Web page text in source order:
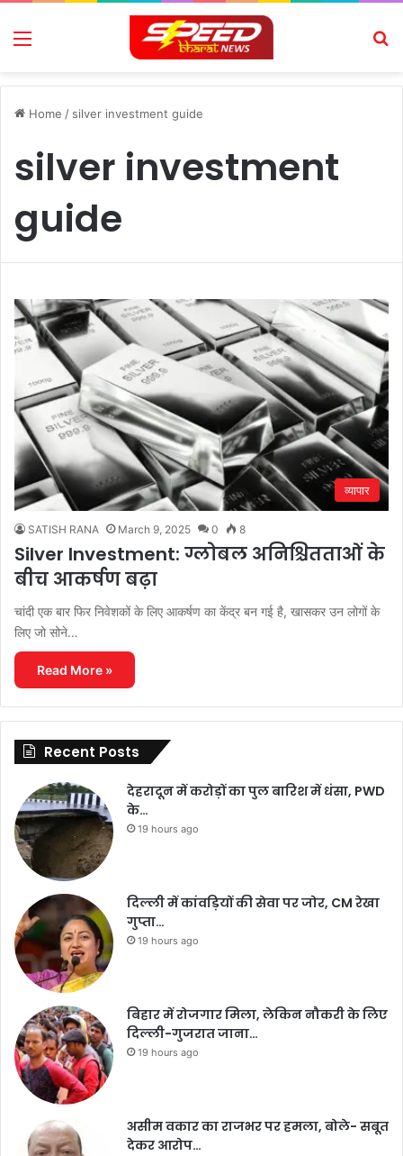
Menu
Home / silver investment guide
silver investment
guide
व्यापार
SATISH RANA March 9, 2025 0 8
Silver Investment: ग्लोबल अनिश्चितताओं के
बीच आकर्षण बढ़ा
चांदी एक बार फिर निवेशकों के लिए आकर्षण का केंद्र बन गई है, खासकर उन लोगों के
लिए जो सोने…
Read More »
Recent Posts
देहरादून में करोड़ों का पुल बारिश में धंसा, PWD
के…
19 hours ago
दिल्ली में कांवड़ियों की सेवा पर जोर, CM रेखा
गुप्ता…
19 hours ago
बिहार में रोजगार मिला, लेकिन नौकरी के लिए
दिल्ली-गुजरात जाना…
19 hours ago
असीम वकार का राजभर पर हमला, बोले- सबूत
देकर आरोप…